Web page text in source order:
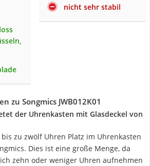
nicht sehr stabil
zu Songmics JWB012K01
der Uhrenkasten mit Glasdeckel von
zu zwölf Uhren Platz im Uhrenkasten
Dies ist eine große Menge, da
zehn oder weniger Uhren aufnehmen